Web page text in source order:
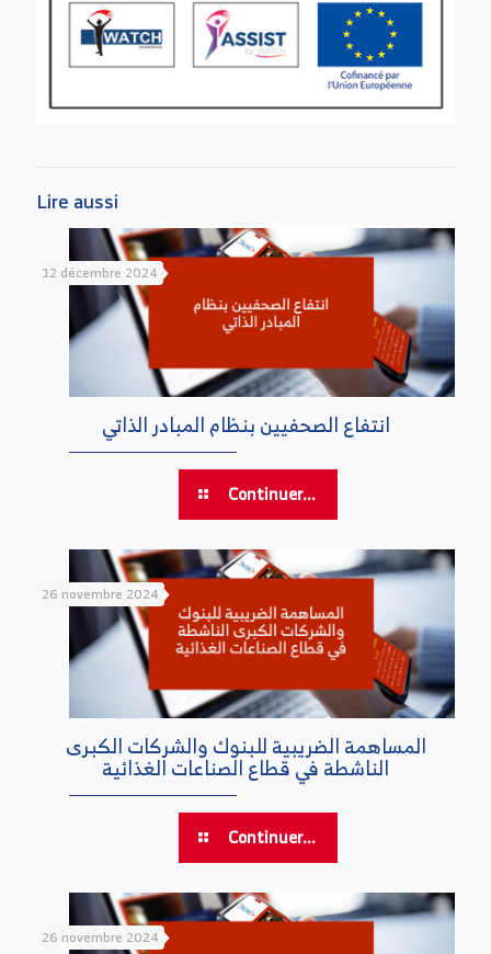
Lire aussi
12 décembre 2024
انتفاع الصحفيين بنظام المبادر الذاتي
Continuer...
26 novembre 2024
المساهمة الضريبية للبنوك والشركات الكبرى
الناشطة في قطاع الصناعات الغذائية
Continuer...
26 novembre 2024